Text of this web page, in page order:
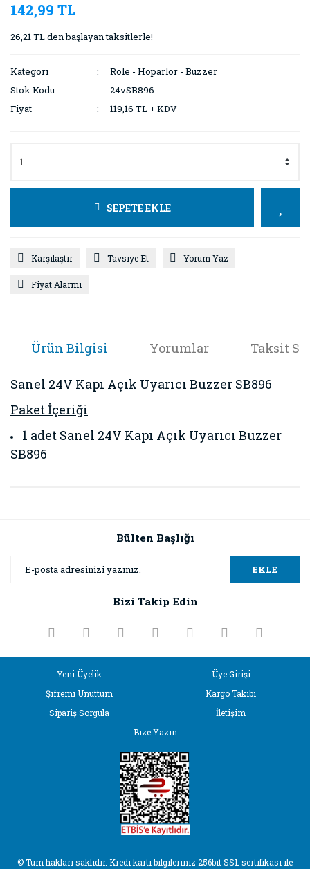
142,99 TL
26,21 TL den başlayan taksitlerle!
Kategori
Röle - Hoparlör - Buzzer
Stok Kodu
24vSB896
Fiyat
119,16 TL + KDV
SEPETE EKLE
Karşılaştır Tavsiye Et Yorum Yaz
Fiyat Alarmı
Ürün Bilgisi Yorumlar Taksit
Sanel 24V Kapı Açık Uyarıcı Buzzer SB896
Paket İçeriği
1 adet Sanel 24V Kapı Açık Uyarıcı Buzzer
SB896
Görüş ve önerileriniz için teşekkür ederiz.
Ürün resmi kalitesiz, bozuk veya görüntülenemiyor.
Ürün bilgilerinde hatalar bulunuyor.
Gönder
Bülten Başlığı
EKLE
Bizi Takip Edin
Yeni Üyelik
Üye Girişi
Şifremi Unuttum
Kargo Takibi
Sipariş Sorgula
İletişim
Bize Yazın
© Tüm hakları saklıdır. Kredi kartı bilgileriniz 256bit SSL sertifikası ile